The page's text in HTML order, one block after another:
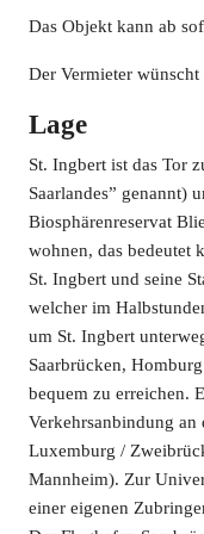
Das Objekt kann ab
Der Vermieter
Lage
St. Ingbert ist das Tor
Saarlandes” genannt)
Biosphärenreservat
wohnen, das bedeutet
St. Ingbert und seine
welcher im
um St. Ingbert
Saarbrücken,
bequem zu erreichen.
Verkehrsanbindung
Luxemburg /
Mannheim). Zur
einer eigenen